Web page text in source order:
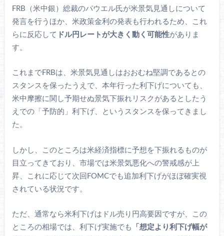
FRB（米中銀）総裁のパウエル氏が米景気見通しについて
発言を行うほか、米政策金利の発表も行われるため、これ
らに反応して ドル円レートが大きく動く可能性がありま
す。
これまでFRBは、米景気見通しはおおむね堅調であるとの
スタンスを保ったうえで、本年行った利下げについても、
米中摩擦に関し予期せぬ景気下振れリスクがあるとしたう
えでの「予防的」利下げ、というスタンスを保ってきまし
た。
しかし、このところは米経済指標に予想を下振れるものが
目立ってきており、市場では米景気悪化への警戒感が上
昇、これに応じて次回FOMCでも追加利下げがほぼ確実視
されている状況です。
ただ、通常なら米利下げはドル売り円高要因ですが、この
ところの相場では、利下げ実施でも
「想定より利下げ幅が